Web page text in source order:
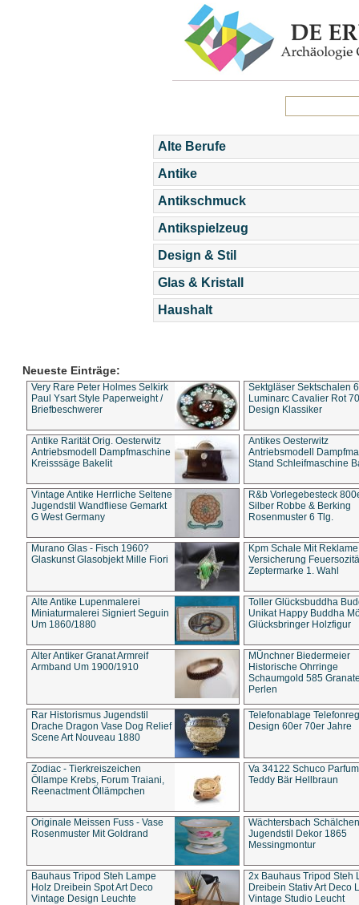
Alte Berufe
Antike
Antikschmuck
Antikspielzeug
Design & Stil
Glas & Kristall
Haushalt
Neueste Einträge:
Very Rare Peter Holmes Selkirk
Paul Ysart Style Paperweight /
Briefbeschwerer
Sektgläser Sektschalen
Luminarc Cavalier Rot
Design Klassiker
Antike Rarität Orig. Oesterwitz
Antriebsmodell Dampfmaschine
Kreisssäge Bakelit
Antikes Oesterwitz
Antriebsmodell
Stand Schleifmaschine
Vintage Antike Herrliche Seltene
Jugendstil Wandfliese Gemarkt
G West Germany
R&b Vorlegebesteck
Silber Robbe & Berking
Rosenmuster 6 Tlg.
Murano Glas - Fisch 1960?
Glaskunst Glasobjekt Mille Fiori
Kpm Schale Mit Reklame
Versicherung
Zeptermarke 1. Wahl
Alte Antike Lupenmalerei
Miniaturmalerei Signiert Seguin
Um 1860/1880
Toller Glücksbuddha
Unikat Happy Buddha
Glücksbringer Holzfigur
Alter Antiker Granat Armreif
Armband Um 1900/1910
MÜnchner Biedermeier
Historische Ohrringe
Schaumgold 585
Perlen
Rar Historismus Jugendstil
Drache Dragon Vase Dog Relief
Scene Art Nouveau 1880
Telefonablage
Design 60er 70er Jahre
Zodiac - Tierkreiszeichen
Öllampe Krebs, Forum Traiani,
Reenactment Öllämpchen
Va 34122 Schuco
Teddy Bär Hellbraun
Originale Meissen Fuss - Vase
Rosenmuster Mit Goldrand
Wächtersbach Schälchen
Jugendstil Dekor 1865
Messingmontur
Bauhaus Tripod Steh Lampe
Holz Dreibein Spot Art Deco
Vintage Design Leuchte
2x Bauhaus Tripod Steh
Dreibein Stativ Art Deco
Vintage Studio Leucht